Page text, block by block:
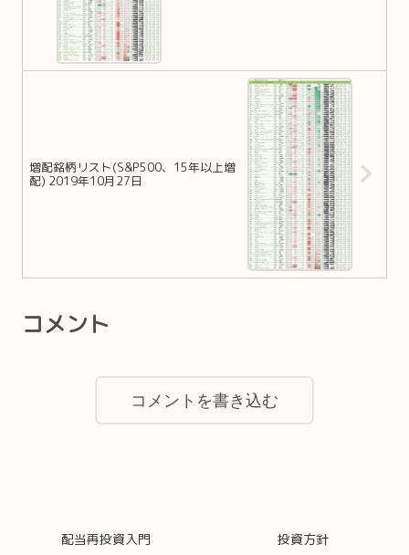
増配銘柄リスト(S&P500、15年以上増
配) 2019年10月27日
コメント
コメントを書き込む
配当再投資入門
投資方針